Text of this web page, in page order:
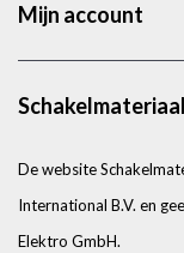
Mijn account
De website
International B.V. en
Elektro GmbH.